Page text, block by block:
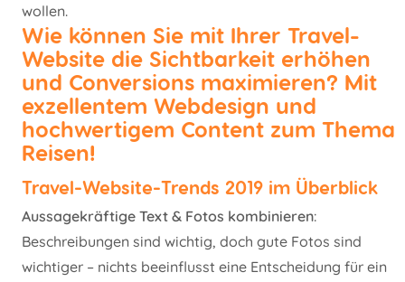
wollen.
Wie können Sie mit Ihrer Travel-
Website die Sichtbarkeit erhöhen
und Conversions maximieren? Mit
exzellentem Webdesign und
hochwertigem Content zum Thema
Reisen!
Travel-Website-Trends 2019 im Überblick
Aussagekräftige Text & Fotos kombinieren:
Beschreibungen sind wichtig, doch gute Fotos sind
wichtiger – nichts beeinflusst eine Entscheidung für ein